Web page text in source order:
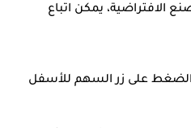
الافتراضية، يمكن اتباع
على زرالسهم للأسفل